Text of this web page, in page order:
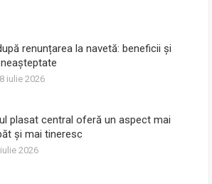
renunțarea la navetă: beneficii și
iulie 2026
plasat central oferă un aspect mai
și mai tineresc
2026